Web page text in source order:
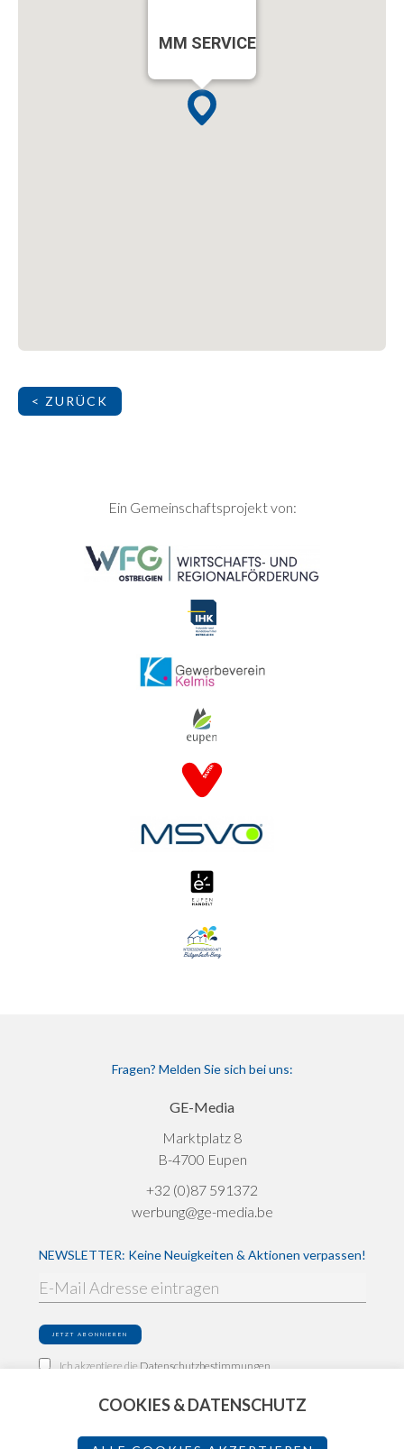
MM SERVICE
< ZURÜCK
SEITENFUSSEin Gemeinschaftsprojekt von:
Fragen? Melden Sie sich bei uns:
GE-Media
Marktplatz 8
B-4700 Eupen
+32 (0)87 591372
werbung@ge-media.be
NEWSLETTER: Keine Neuigkeiten & Aktionen verpassen!
Ich akzeptiere die Datenschutzbestimmungen
Impressum
COOKIES & DATENSCHUTZ